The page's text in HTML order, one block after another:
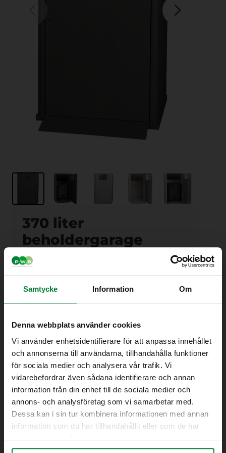
Samtycke Information Om
Denna webbplats använder cookies
Vi använder enhetsidentifierare för att anpassa innehållet
och annonserna till användarna, tillhandahålla funktioner
för sociala medier och analysera vår trafik. Vi
vidarebefordrar även sådana identifierare och annan
information från din enhet till de sociala medier och
annons- och analysföretag som vi samarbetar med.
Dessa kan i sin tur kombinera informationen med annan
information som du har tillhandahållit eller som de har
samlat in när du har använt deras tjänster.
370 liter
beholdergarage
Tekniske data
Volumen: ca. 370 liter med plads til en 140,
190, 240 eller 370 liters plastbeholder.
pulverlakeret stål
(ekskl. rampe)
Muligt tilbehør
Lås (indkastluge med drejehåndtag)
Rampe
Mærkning/klistermærker
Tilpasningsplader til anvendelse når
beholderne er mindre end skabet – giver
beholder i et 240L skab.